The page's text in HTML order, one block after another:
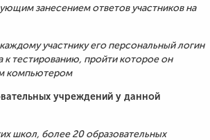
занесением ответов участников на
каждому участнику его персональный логин
к тестированию, пройти которое он
компьютером
учреждений у данной
школ, более 20 образовательных